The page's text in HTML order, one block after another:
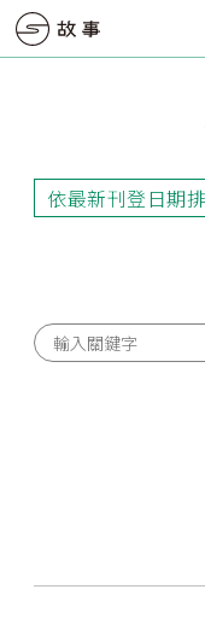
依最新刊登日期
依最新刊登日期